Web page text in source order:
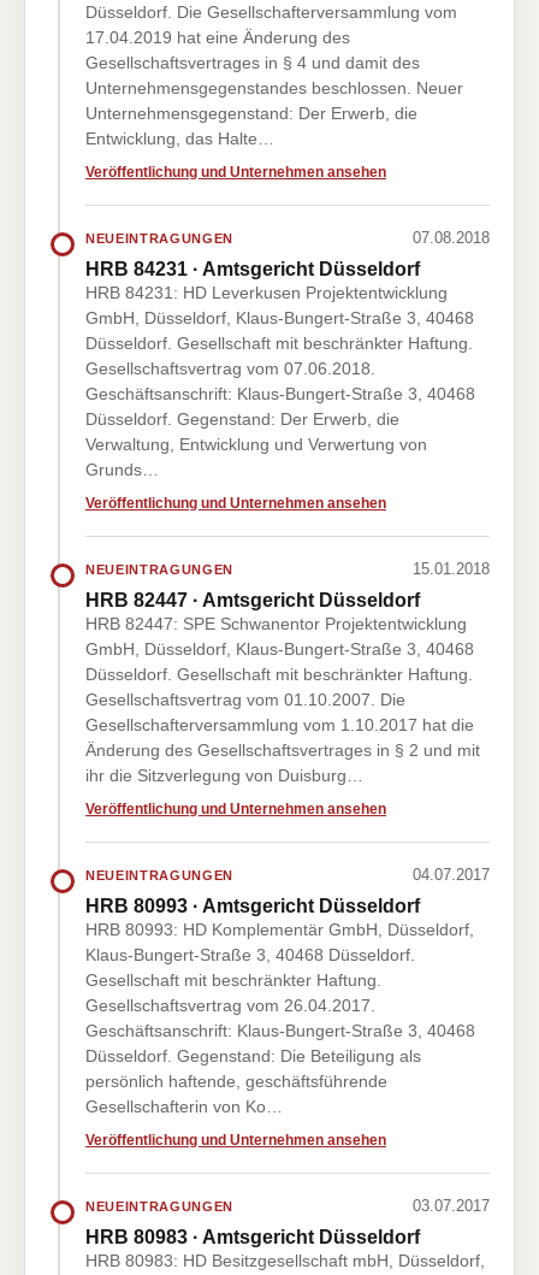
Düsseldorf. Die Gesellschafterversammlung vom
17.04.2019 hat eine Änderung des
Gesellschaftsvertrages in § 4 und damit des
Unternehmensgegenstandes beschlossen. Neuer
Unternehmensgegenstand: Der Erwerb, die
Entwicklung, das Halte…
Veröffentlichung und Unternehmen ansehen
NEUEINTRAGUNGEN 07.08.2018
HRB 84231 · Amtsgericht Düsseldorf
HRB 84231: HD Leverkusen Projektentwicklung
GmbH, Düsseldorf, Klaus-Bungert-Straße 3, 40468
Düsseldorf. Gesellschaft mit beschränkter Haftung.
Gesellschaftsvertrag vom 07.06.2018.
Geschäftsanschrift: Klaus-Bungert-Straße 3, 40468
Düsseldorf. Gegenstand: Der Erwerb, die
Verwaltung, Entwicklung und Verwertung von
Grunds…
Veröffentlichung und Unternehmen ansehen
NEUEINTRAGUNGEN 15.01.2018
HRB 82447 · Amtsgericht Düsseldorf
HRB 82447: SPE Schwanentor Projektentwicklung
GmbH, Düsseldorf, Klaus-Bungert-Straße 3, 40468
Düsseldorf. Gesellschaft mit beschränkter Haftung.
Gesellschaftsvertrag vom 01.10.2007. Die
Gesellschafterversammlung vom 1.10.2017 hat die
Änderung des Gesellschaftsvertrages in § 2 und mit
ihr die Sitzverlegung von Duisburg…
Veröffentlichung und Unternehmen ansehen
NEUEINTRAGUNGEN 04.07.2017
HRB 80993 · Amtsgericht Düsseldorf
HRB 80993: HD Komplementär GmbH, Düsseldorf,
Klaus-Bungert-Straße 3, 40468 Düsseldorf.
Gesellschaft mit beschränkter Haftung.
Gesellschaftsvertrag vom 26.04.2017.
Geschäftsanschrift: Klaus-Bungert-Straße 3, 40468
Düsseldorf. Gegenstand: Die Beteiligung als
persönlich haftende, geschäftsführende
Gesellschafterin von Ko…
Veröffentlichung und Unternehmen ansehen
NEUEINTRAGUNGEN 03.07.2017
HRB 80983 · Amtsgericht Düsseldorf
HRB 80983: HD Besitzgesellschaft mbH, Düsseldorf,